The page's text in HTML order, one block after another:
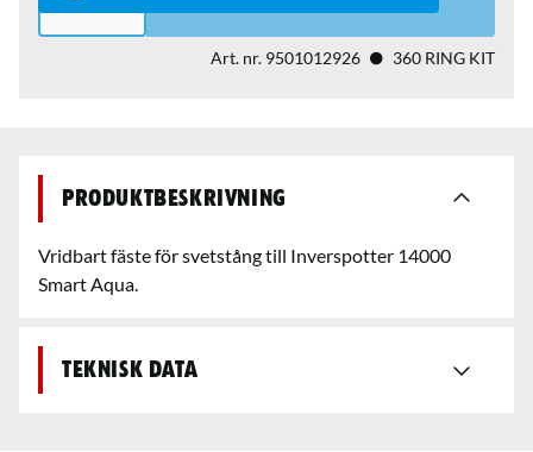
Art. nr. 9501012926 360 RING KIT
Produktbeskrivning
Vridbart fäste för svetstång till Inverspotter 14000
Smart Aqua.
Teknisk data